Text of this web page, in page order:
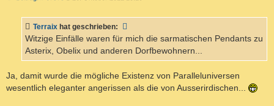
r
a
Terraix hat geschrieben:
Witzige Einfälle waren für mich die sarmatischen Pendants zu
Asterix, Obelix und anderen Dorfbewohnern...
Ja, damit wurde die mögliche Existenz von Paralleluniversen
wesentlich eleganter angerissen als die von Ausserirdischen...